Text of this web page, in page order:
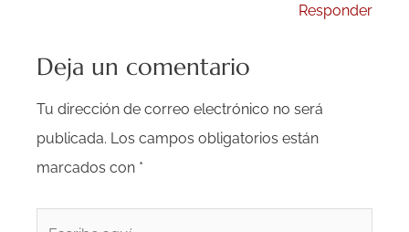
Responder
Deja un comentario
Tu dirección de correo electrónico no será
publicada. Los campos obligatorios están
marcados con *